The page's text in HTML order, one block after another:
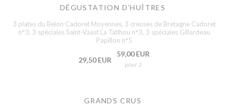
DÉGUSTATION D’HUÎTRES
3 plates du Belon Cadoret Moyennes, 3 creuses de Bretagne Cadoret
n°3, 3 spéciales Saint-Vaast La Tatihou n°3, 3 spéciales Gillardeau
Papillon n°5
29,50 EUR
59,00 EUR
pour 2
GRANDS CRUS